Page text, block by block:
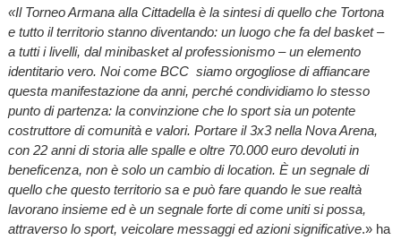
«Il Torneo Armana alla Cittadella è la sintesi di quello che Tortona
e tutto il territorio stanno diventando: un luogo che fa del basket –
a tutti i livelli, dal minibasket al professionismo – un elemento
identitario vero. Noi come BCC siamo orgogliose di affiancare
questa manifestazione da anni, perché condividiamo lo stesso
punto di partenza: la convinzione che lo sport sia un potente
costruttore di comunità e valori. Portare il 3x3 nella Nova Arena,
con 22 anni di storia alle spalle e oltre 70.000 euro devoluti in
beneficenza, non è solo un cambio di location. È un segnale di
quello che questo territorio sa e può fare quando le sue realtà
lavorano insieme ed è un segnale forte di come uniti si possa,
attraverso lo sport, veicolare messaggi ed azioni significative.» ha